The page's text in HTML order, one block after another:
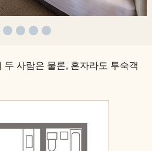
두 사람은 물론, 혼자라도 투숙객